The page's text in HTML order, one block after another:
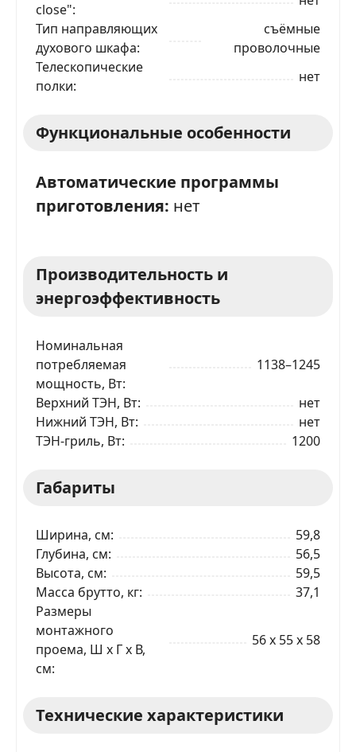
close"
Тип направляющих
духового шкафа
съёмные
проволочные
Телескопические
полки
нет
Функциональные особенности
Автоматические программы
приготовления: нет
Производительность и
энергоэффективность
Номинальная
потребляемая
мощность, Вт
1138–1245
Верхний ТЭН, Вт
нет
Нижний ТЭН, Вт
нет
ТЭН-гриль, Вт
1200
Габариты
Ширина, см
59,8
Глубина, см
56,5
Высота, см
59,5
Масса брутто, кг
37,1
Размеры
монтажного
проема, Ш x Г x В,
см
56 x 55 x 58
Технические характеристики
ЗАКАЗАТЬ В 1 КЛИК
Я даю согласие на обработку моих персональных
данных в соответствииС ПРАВИЛАМИ